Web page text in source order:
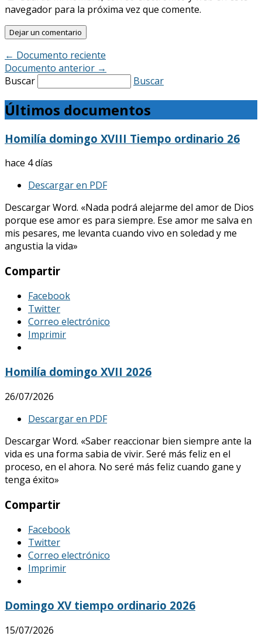
navegador para la próxima vez que comente.
← Documento reciente
Documento anterior →
Buscar
Buscar
Últimos documentos
Homilía domingo XVIII Tiempo ordinario 26
hace 4 días
Descargar en PDF
Descargar Word. «Nada podrá alejarme del amor de Dios
porque ese amor es para siempre. Ese amor me salva en
mis pesares, me levanta cuando vivo en soledad y me
angustia la vida»
Compartir
Facebook
Twitter
Correo electrónico
Imprimir
Homilía domingo XVII 2026
26/07/2026
Descargar en PDF
Descargar Word. «Saber reaccionar bien siempre ante la
vida es una forma sabia de vivir. Seré más feliz en el
proceso, en el ahora. No seré más feliz cuando gane y
tenga éxito»
Compartir
Facebook
Twitter
Correo electrónico
Imprimir
Domingo XV tiempo ordinario 2026
15/07/2026